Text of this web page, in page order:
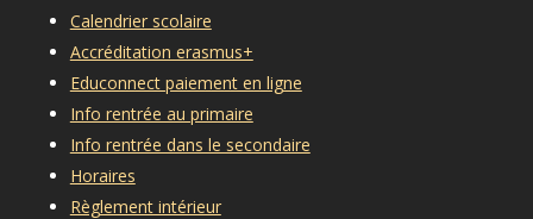
Calendrier scolaire
Accréditation erasmus+
Educonnect paiement en ligne
Info rentrée au primaire
Info rentrée dans le secondaire
Horaires
Règlement intérieur